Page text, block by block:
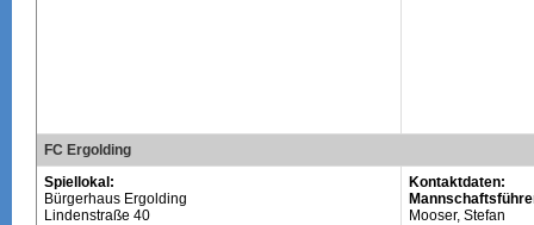
FC Ergolding
Spiellokal:
Bürgerhaus Ergolding
Lindenstraße 40
Kontaktdaten:
Mooser, Stefan